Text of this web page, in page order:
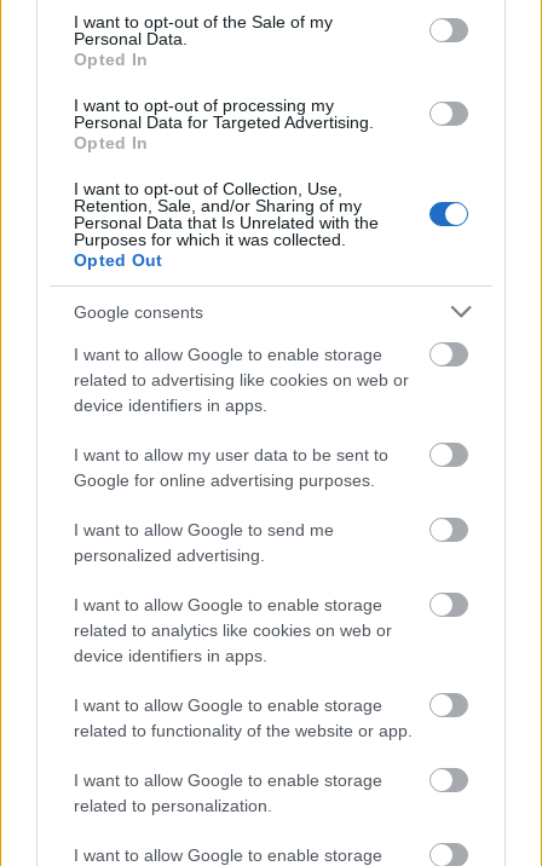
consent section.
I want to opt-out of the Sale of my
Personal Data.
Opted In
I want to opt-out of processing my
Personal Data for Targeted Advertising.
Opted In
I want to opt-out of Collection, Use,
Retention, Sale, and/or Sharing of my
Personal Data that Is Unrelated with the
Purposes for which it was collected.
Opted Out
Google consents
I want to allow Google to enable storage
related to advertising like cookies on web or
device identifiers in apps.
I want to allow my user data to be sent to
Google for online advertising purposes.
I want to allow Google to send me
personalized advertising.
I want to allow Google to enable storage
related to analytics like cookies on web or
device identifiers in apps.
I want to allow Google to enable storage
related to functionality of the website or app.
I want to allow Google to enable storage
related to personalization.
I want to allow Google to enable storage
Fanouškovské umění ve stylu anime, na kterém je
Poskvrněný v brnění Černého nože, jak se v Deeproot
Depths z Elden Ringu postaví Lichdragonovi
Fortissaxovi uprostřed rudého blesku.
Kliknutím nebo klepnutím na obrázek získáte další
Fanouškovské umění ve stylu anime, na kterém
Fortissaxem v Elden Ring's Deeproot Depths.
Kliknutím nebo klepnutím na obrázek získáte další